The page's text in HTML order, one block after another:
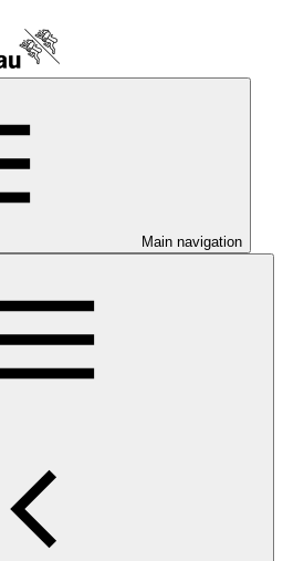
Main navigation